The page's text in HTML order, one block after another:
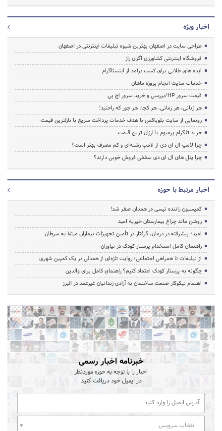
اخبار ویژه
طراحی سایت در اصفهان بهترین شیوه تبلیغات اینترنتی در اصفهان
فروشگاه اینترنتی کشاورزی اگری راز
ایده های طلایی برای کسب درآمد از اینستاگرام
خدمات سایت انجام پروژه ماهان
قیمت سرور HP/بررسی و خرید سرور اچ پی
هر زبانی، هر زمانی، هر کجا، هر جور که راحتید!
رونمایی از سایت بلوباکس با هدف خدمات پرداخت سریع با نازلترین قیمت
خرید تلگرام پرمیوم با ارزان ترین قیمت
چرا لامپ ال ای دی از لامپ رشته‌ای و کم مصرف بهتر است؟
چرا پنل های ال ای دی سقفی فروش خوبی دارند؟
اخبار مرتبط با حوزه
کمیسیون راننده تپسی در همدان صفر شد!
روشن ماند چراغ بیمارستان خیریه امید
امید؛ پیشرفته در درمان، گرفتار در تأمین تجهیزات بیماران مبتلا به سرطان
راهنمای کامل استخدام پرستار کودک در نیاوران
از تبلیغات تا همراهی اجتماعی؛ روایت تازه‌ای از همدلی در یک کمپین شهری
چگونه به پرستار کودک اعتماد کنیم؟ راهنمای کامل برای والدین
اهتمام نیکوکار صنعت ساختمان به آزادی زندانیان غیرعمد در البرز
خبرنامه اخبار رسمی
اخبار را با توجه به حوزه موردنظر
در ایمیل خود دریافت کنید
انتخاب سرویس